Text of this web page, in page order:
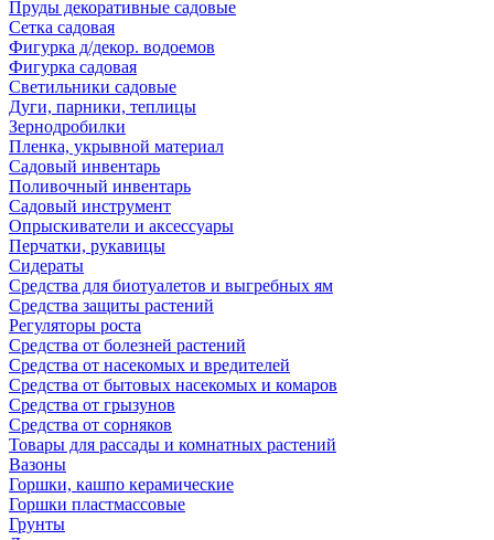
Пруды декоративные садовые
Сетка садовая
Фигурка д/декор. водоемов
Фигурка садовая
Светильники садовые
Дуги, парники, теплицы
Зернодробилки
Пленка, укрывной материал
Садовый инвентарь
Поливочный инвентарь
Садовый инструмент
Опрыскиватели и аксессуары
Перчатки, рукавицы
Сидераты
Средства для биотуалетов и выгребных ям
Средства защиты растений
Регуляторы роста
Средства от болезней растений
Средства от насекомых и вредителей
Средства от бытовых насекомых и комаров
Средства от грызунов
Средства от сорняков
Товары для рассады и комнатных растений
Вазоны
Горшки, кашпо керамические
Горшки пластмассовые
Грунты